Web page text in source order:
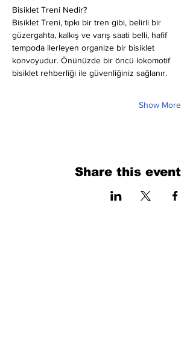
Bisiklet Treni Nedir?
Bisiklet Treni, tıpkı bir tren gibi, belirli bir
güzergahta, kalkış ve varış saati belli, hafif
tempoda ilerleyen organize bir bisiklet
konvoyudur. Önünüzde bir öncü lokomotif
bisiklet rehberliği ile güvenliğiniz sağlanır.
Show More
Share this event